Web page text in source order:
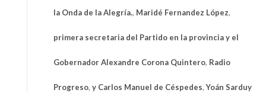
ganadería
la Onda de la Alegría., Maridé Fernandez López,
primera secretaria del Partido en la provincia y el
Gobernador Alexandre Corona Quintero, Radio
Progreso, y Carlos Manuel de Céspedes,Yoán Sarduy